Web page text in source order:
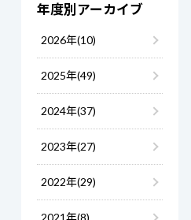
年度別アーカイブ
2026年(10)
2025年(49)
2024年(37)
2023年(27)
2022年(29)
2021年(8)